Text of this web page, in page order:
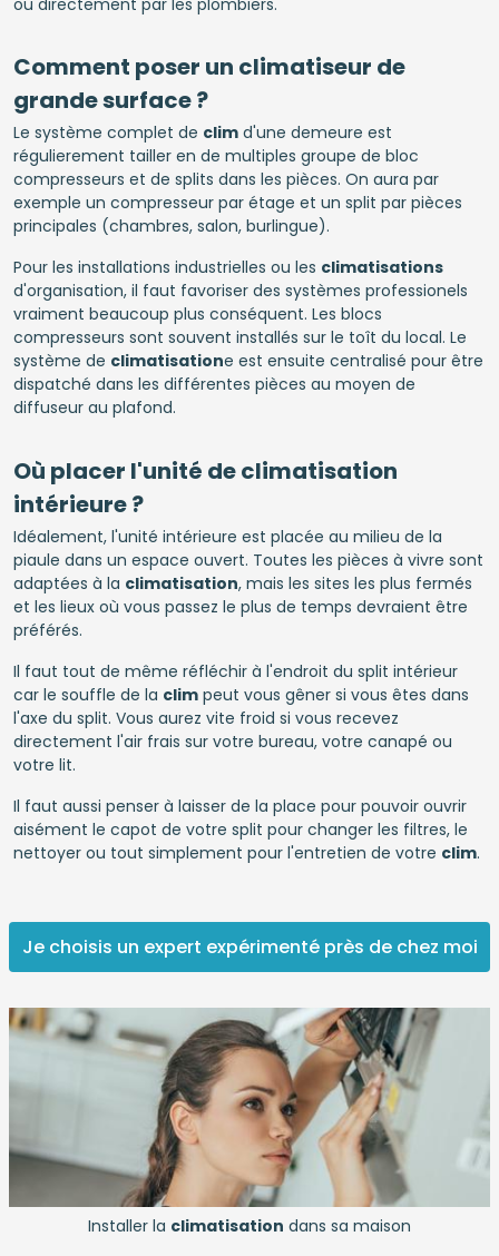
Comment poser un climatiseur de
grande surface ?
Le système complet de climd'une demeure est
régulierement tailler en de multiples groupe de bloc
compresseurs et de splits dans les pièces. On aura par
exemple un compresseur par étage et un split par pièces
principales (chambres, salon, burlingue).
Pour les installations industrielles ou les climatisations
d'organisation, il faut favoriser des systèmes professionels
vraiment beaucoup plus conséquent. Les blocs
compresseurs sont souvent installés sur le toît du local. Le
système de climatisatione est ensuite centralisé pour être
dispatché dans les différentes pièces au moyen de
diffuseur au plafond.
Où placer l'unité de climatisation
intérieure ?
Idéalement, l'unité intérieure est placée au milieu de la
piaule dans un espace ouvert. Toutes les pièces à vivre sont
adaptées à la climatisation, mais les sites les plus fermés
et les lieux où vous passez le plus de temps devraient être
préférés.
Il faut tout de même réfléchir à l'endroit du split intérieur
car le souffle de la climpeut vous gêner si vous êtes dans
l'axe du split. Vous aurez vite froid si vous recevez
directement l'air frais sur votre bureau, votre canapé ou
votre lit.
Il faut aussi penser à laisser de la place pour pouvoir ouvrir
aisément le capot de votre split pour changer les filtres, le
nettoyer ou tout simplement pour l'entretien de votre clim.
Je choisis un expert expérimenté près de chez moi
Installer la climatisation dans sa maison